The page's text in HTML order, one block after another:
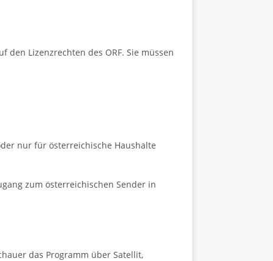
den Lizenzrechten des ORF. Sie müssen
nur für österreichische Haushalte
zum österreichischen Sender in
das Programm über Satellit,